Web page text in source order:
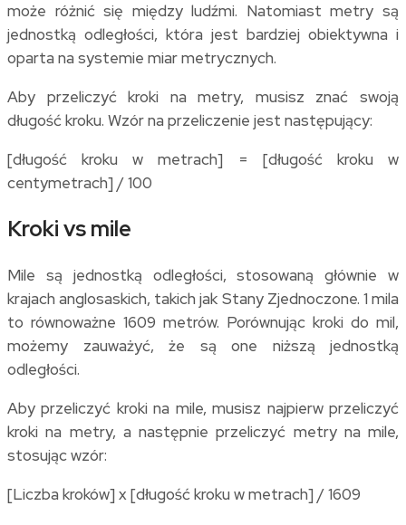
może różnić się między ludźmi. Natomiast metry są
jednostką odległości, która jest bardziej obiektywna i
oparta na systemie miar metrycznych.
Aby przeliczyć kroki na metry, musisz znać swoją
długość kroku. Wzór na przeliczenie jest następujący:
[długość kroku w metrach] = [długość kroku w
centymetrach] / 100
Kroki vs mile
Mile są jednostką odległości, stosowaną głównie w
krajach anglosaskich, takich jak Stany Zjednoczone. 1 mila
to równoważne 1609 metrów. Porównując kroki do mil,
możemy zauważyć, że są one niższą jednostką
odległości.
Aby przeliczyć kroki na mile, musisz najpierw przeliczyć
kroki na metry, a następnie przeliczyć metry na mile,
stosując wzór:
[Liczba kroków] x [długość kroku w metrach] / 1609